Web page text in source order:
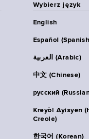
Wybierz język
English
Español
العربية (Arabic)
中文 (Chinese)
русский
Kreyòl Ayisyen
Creole)
한국어 (Korean)